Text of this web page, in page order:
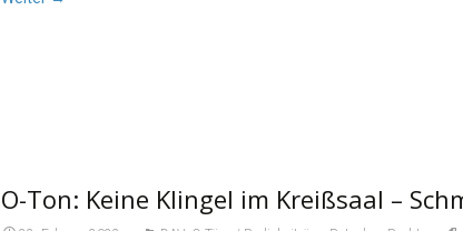
O-Ton: Keine Klingel im Kreißsaal –